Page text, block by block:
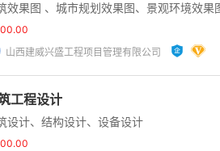
效果图 、城市规划效果图、景观环境效果
机械加工效果图、产品设计方案效果图
山西建威兴盛工程项目管理有限公司
工程设计
设计、结构设计、设备设计